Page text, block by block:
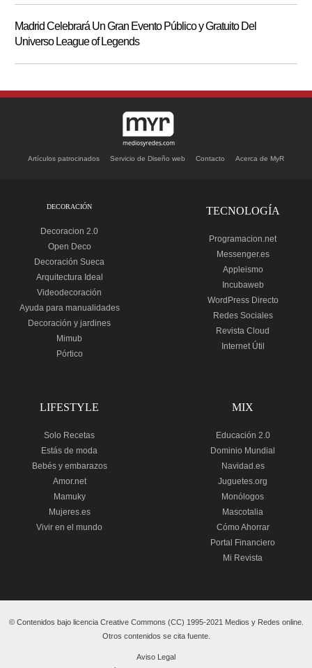
Madrid Celebrará Un Gran Evento Público y Gratuito Del
Universo League of Legends
Artículos patrocinados Servicio de Diseño web Contacto Acerca de MyR
DECORACIÓN
Decoracion 2.0
Open Deco
Decoración Sueca
Arquitectura Ideal
Videodecoración
Ayuda para manualidades
Decoración y jardines
Mimub
Pórtico
TECNOLOGÍA
Programacion.net
Messenger.es
Appleismo
Incubaweb
WordPress Directo
Redes Sociales
Revista Cloud
Internet Útil
LIFESTYLE
Solo Recetas
Estás de moda
Bebés y embarazos
Amor.net
Mamuky
Mujeres.es
Vivir en el mundo
MIX
Educación 2.0
Dominio Mundial
Navidad.es
Juguetes.org
Monólogos
Mascotalia
Cómo Ahorrar
Portal Financiero
Mi Revista
© Contenidos bajo licencia Creative Commons (CC) 1995-2021 Medios y Redes online.
Otros contenidos se cita fuente.
Aviso Legal